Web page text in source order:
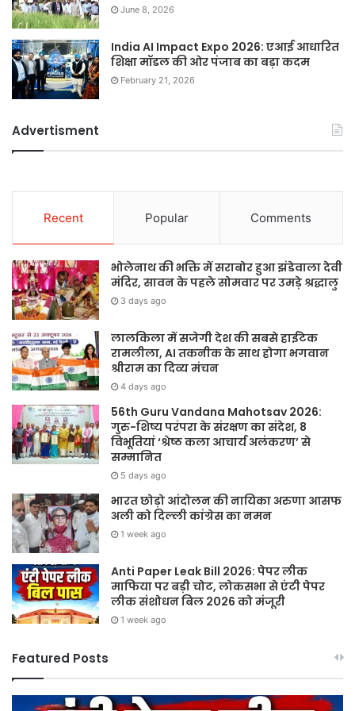
June 8, 2026
India AI Impact Expo 2026: एआई आधारित
शिक्षा मॉडल की ओर पंजाब का बड़ा कदम
February 21, 2026
Advertisment
Recent Popular Comments
भोलेनाथ की भक्ति में सराबोर हुआ झंडेवाला देवी
मंदिर, सावन के पहले सोमवार पर उमड़े श्रद्धालु
3 days ago
लालकिला में सजेगी देश की सबसे हाईटेक
रामलीला, AI तकनीक के साथ होगा भगवान
श्रीराम का दिव्य मंचन
4 days ago
56th Guru Vandana Mahotsav 2026:
गुरु-शिष्य परंपरा के संरक्षण का संदेश, 8
विभूतियां ‘श्रेष्ठ कला आचार्य अलंकरण’ से
सम्मानित
5 days ago
भारत छोड़ो आंदोलन की नायिका अरुणा आसफ
अली को दिल्ली कांग्रेस का नमन
1 week ago
Anti Paper Leak Bill 2026: पेपर लीक
माफिया पर बड़ी चोट, लोकसभा से एंटी पेपर
लीक संशोधन बिल 2026 को मंजूरी
1 week ago
Featured Posts
Sawan